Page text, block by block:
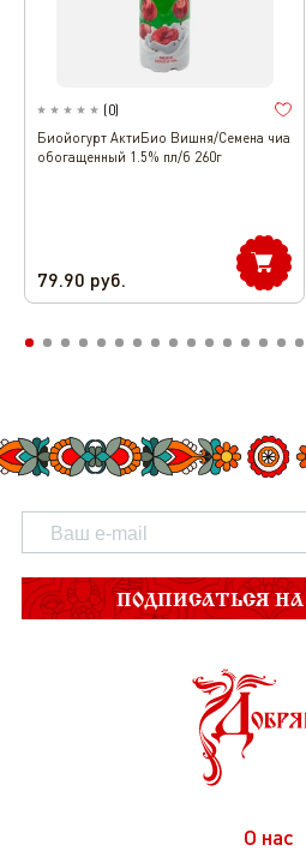
(0)
Биойогурт АктиБио Вишня/Семена чиа
обогащенный 1.5% пл/б 260г
79.90 руб.
ПОДПИСАТЬСЯ
О нас